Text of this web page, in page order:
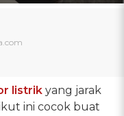
listrik yang jarak
ini cocok buat